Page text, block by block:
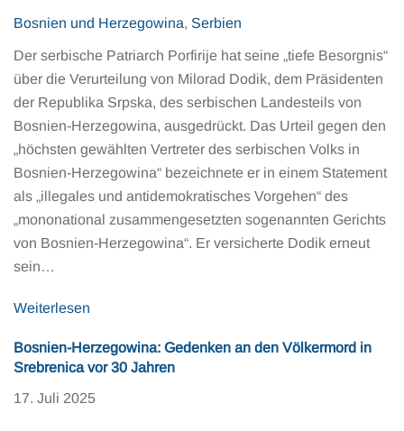
Bosnien und Herzegowina, Serbien
Der serbische Patriarch Porfirije hat seine „tiefe Besorgnis“
über die Verurteilung von Milorad Dodik, dem Präsidenten
der Republika Srpska, des serbischen Landesteils von
Bosnien-Herzegowina, ausgedrückt. Das Urteil gegen den
„höchsten gewählten Vertreter des serbischen Volks in
Bosnien-Herzegowina“ bezeichnete er in einem Statement
als „illegales und antidemokratisches Vorgehen“ des
„mononational zusammengesetzten sogenannten Gerichts
von Bosnien-Herzegowina“. Er versicherte Dodik erneut
sein…
Weiterlesen
Bosnien-Herzegowina: Gedenken an den Völkermord in
Srebrenica vor 30 Jahren
17. Juli 2025